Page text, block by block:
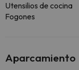
Utensilios de cocina
Fogones
Aparcamiento